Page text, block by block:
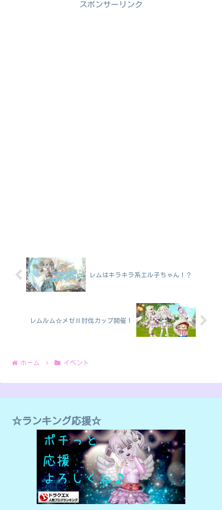
スポンサーリンク
レムはキラキラ系エル子ちゃん！？
レムルム☆メゼⅢ討伐カップ開催！
ホーム イベント
☆ランキング応援☆